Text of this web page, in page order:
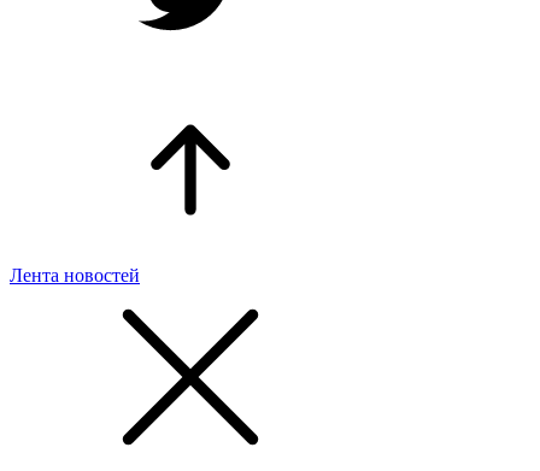
Лента новостей